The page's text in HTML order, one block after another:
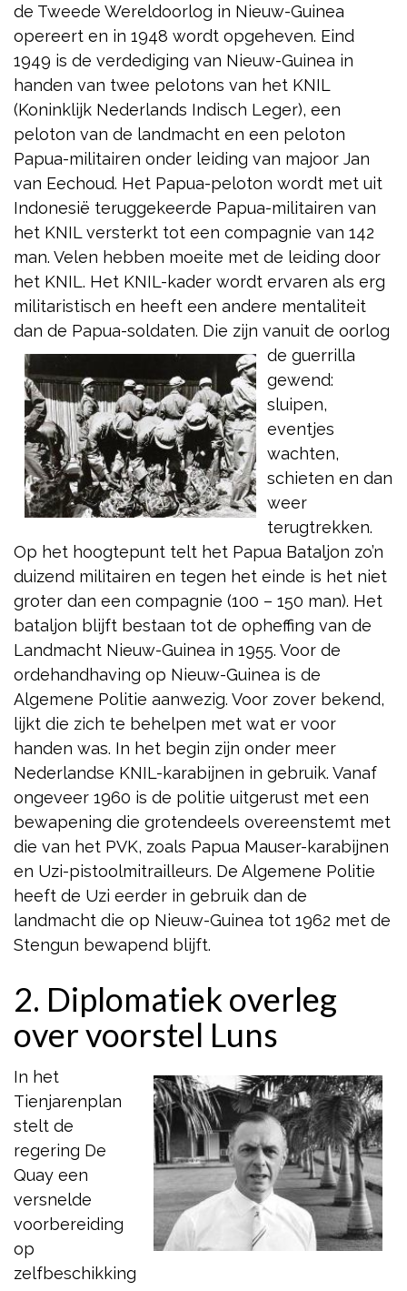
de Tweede Wereldoorlog in Nieuw-Guinea
opereert en in 1948 wordt opgeheven. Eind
1949 is de verdediging van Nieuw-Guinea in
handen van twee pelotons van het KNIL
(Koninklijk Nederlands Indisch Leger), een
peloton van de landmacht en een peloton
Papua-militairen onder leiding van majoor Jan
van Eechoud. Het Papua-peloton wordt met uit
Indonesië teruggekeerde Papua-militairen van
het KNIL versterkt tot een compagnie van 142
man. Velen hebben moeite met de leiding door
het KNIL. Het KNIL-kader wordt ervaren als erg
militaristisch en heeft een andere mentaliteit
dan de Papua-soldaten. Die zijn vanuit de oorlog
de guerrilla
gewend:
sluipen,
eventjes
wachten,
schieten en dan
weer
terugtrekken.
Op het hoogtepunt telt het Papua Bataljon zo’n
duizend militairen en tegen het einde is het niet
groter dan een compagnie (100 – 150 man). Het
bataljon blijft bestaan tot de opheffing van de
Landmacht Nieuw-Guinea in 1955. Voor de
ordehandhaving op Nieuw-Guinea is de
Algemene Politie aanwezig. Voor zover bekend,
lijkt die zich te behelpen met wat er voor
handen was. In het begin zijn onder meer
Nederlandse KNIL-karabijnen in gebruik. Vanaf
ongeveer 1960 is de politie uitgerust met een
bewapening die grotendeels overeenstemt met
die van het PVK, zoals Papua Mauser-karabijnen
en Uzi-pistoolmitrailleurs. De Algemene Politie
heeft de Uzi eerder in gebruik dan de
landmacht die op Nieuw-Guinea tot 1962 met de
Stengun bewapend blijft.
2. Diplomatiek overleg
over voorstel Luns
In het
Tienjarenplan
stelt de
regering De
Quay een
versnelde
voorbereiding
op
zelfbeschikking